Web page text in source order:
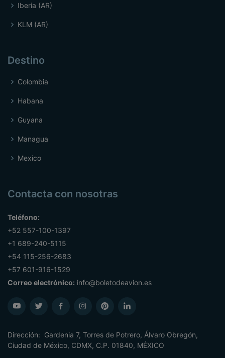
Iberia (AR)
KLM (AR)
Destino
Colombia
Habana
Guyana
Managua
Mexico
Contacta con nosotras
Teléfono:
+52 557-100-1397
+1 689-240-5115
+54 115-256-2683
+57 601-916-1529
Correo electrónico: info@boletodeavion.es
Dirección: Gardenia 7, Torres de Potrero, Álvaro Obregón,
Ciudad de México, CDMX, C.P. 01840, MÉXICO